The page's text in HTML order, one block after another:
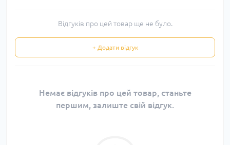
Відгуків про цей товар ще не було.
+ Додати відгук
Немає відгуків про цей товар, станьте
першим, залиште свій відгук.